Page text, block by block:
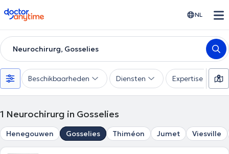
doctoranytime NL
Neurochirurg, Gosselies
Beschikbaarheden Diensten Expertise
1 Neurochirurg in Gosselies
Henegouwen Gosselies Thiméon Jumet Viesville